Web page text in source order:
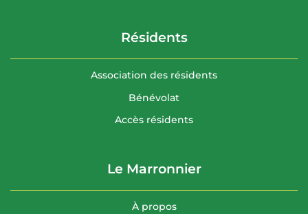
Résidents
Association des résidents
Bénévolat
Accès résidents
Le Marronnier
À propos